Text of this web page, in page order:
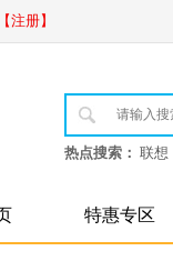
【注册】
热点搜索： 联想
特惠专区